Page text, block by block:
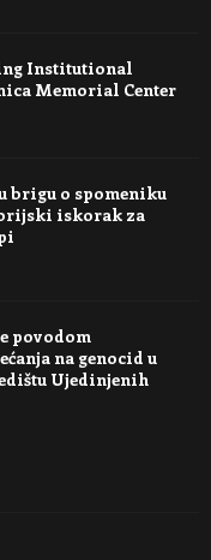
Institutional
Memorial Center
brigu o spomeniku
iskorak za
povodom
na genocid u
Ujedinjenih